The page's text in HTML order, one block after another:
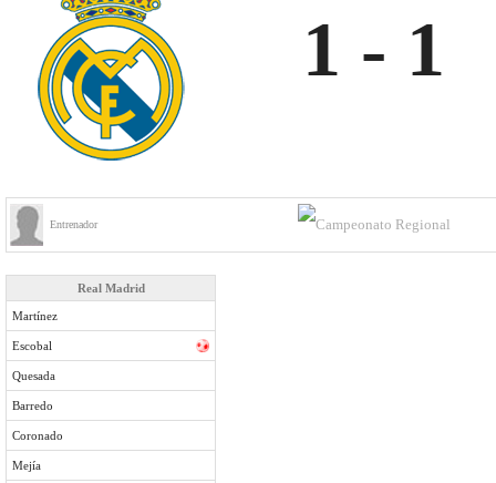
1 - 1
Entrenador
Real Madrid
Martínez
Escobal
Quesada
Barredo
Coronado
Mejía